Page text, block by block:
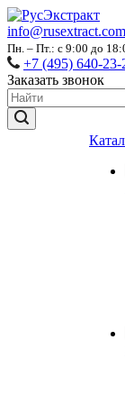
info@rusextract.com
Пн. – Пт.: с 9:00 до
+7 (495) 640-23-
Заказать звонок